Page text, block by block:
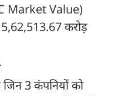
Market Value)
करोड़
3 कंपनियों को